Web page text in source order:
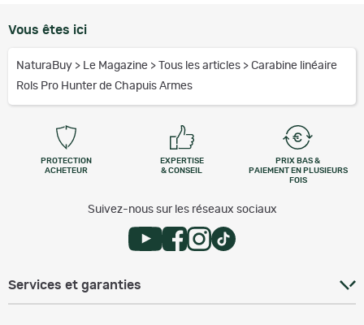
Vous êtes ici
NaturaBuy > Le Magazine > Tous les articles > Carabine linéaire
Rols Pro Hunter de Chapuis Armes
PROTECTION
ACHETEUR
EXPERTISE
& CONSEIL
PRIX BAS &
PAIEMENT EN PLUSIEURS
FOIS
Suivez-nous sur les réseaux sociaux
Services et garanties